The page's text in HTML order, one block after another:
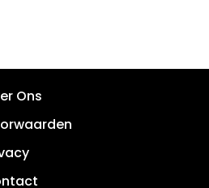
Ons